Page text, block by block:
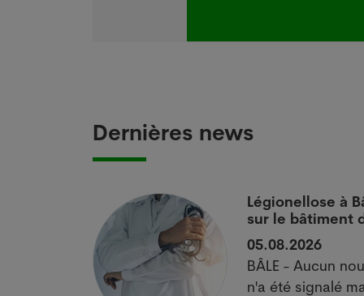
Dernières news
Légionellose à
sur le bâtiment
05.08.2026
BÂLE - Aucun
n'a été signalé